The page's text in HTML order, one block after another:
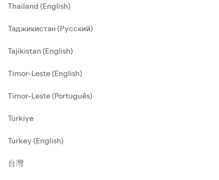
Thailand (English)
Таджикистан (Русский)
Tajikistan (English)
Timor-Leste (English)
Timor-Leste (Português)
Türkiye
Turkey (English)
台灣